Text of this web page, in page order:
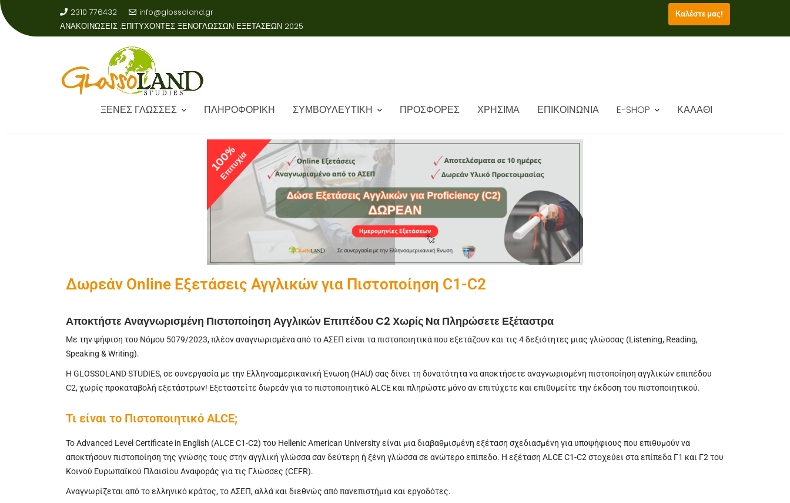
2310 776432
info@glossoland.gr
ΑΝΑΚΟΙΝΩΣΕΙΣ :
Καλέστε μας!
ΞΕΝΕΣ ΓΛΩΣΣΕΣ ΠΛΗΡΟΦΟΡΙΚΗ ΣΥΜΒΟΥΛΕΥΤΙΚΗ ΠΡΟΣΦΟΡΕΣ ΧΡΗΣΙΜΑ ΕΠΙΚΟΙΝΩΝΙΑ E-SHOP ΚΑΛΑΘΙ
Δωρεάν Online Εξετάσεις Αγγλικών για Πιστοποίηση C1-C2
Αποκτήστε Αναγνωρισμένη Πιστοποίηση Αγγλικών Επιπέδου C2 Xωρίς Nα Πληρώσετε Εξέταστρα
Με την ψήφιση του Νόμου 5079/2023, πλέον αναγνωρισμένα από το ΑΣΕΠ είναι τα πιστοποιητικά που εξετάζουν και τις 4 δεξιότητες μιας γλώσσας (Listening, Reading,
Speaking & Writing).
Η GLOSSOLAND STUDIES, σε συνεργασία με την Ελληνοαμερικανική Ένωση (HAU) σας δίνει τη δυνατότητα να αποκτήσετε αναγνωρισμένη πιστοποίηση αγγλικών επιπέδου
C2, χωρίς προκαταβολή εξετάστρων! Εξεταστείτε δωρεάν για το πιστοποιητικό ALCE και πληρώστε μόνο αν επιτύχετε και επιθυμείτε την έκδοση του πιστοποιητικού.
Τι είναι το Πιστοποιητικό ALCE;
Το Advanced Level Certificate in English (ALCE C1-C2) του Hellenic American University είναι μια διαβαθμισμένη εξέταση σχεδιασμένη για υποψήφιους που επιθυμούν να
αποκτήσουν πιστοποίηση της γνώσης τους στην αγγλική γλώσσα σαν δεύτερη ή ξένη γλώσσα σε ανώτερο επίπεδο. Η εξέταση ALCE C1-C2 στοχεύει στα επίπεδα Γ1 και Γ2 του
Κοινού Ευρωπαϊκού Πλαισίου Αναφοράς για τις Γλώσσες (CEFR).
Αναγνωρίζεται από το ελληνικό κράτος, το ΑΣΕΠ, αλλά και διεθνώς από πανεπιστήμια και εργοδότες.